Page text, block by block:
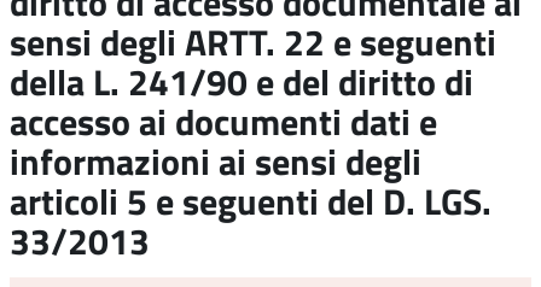
sensi degli ARTT. 22 e seguenti
della L. 241/90 e del diritto di
accesso ai documenti dati e
informazioni ai sensi degli
articoli 5 e seguenti del D. LGS.
33/2013